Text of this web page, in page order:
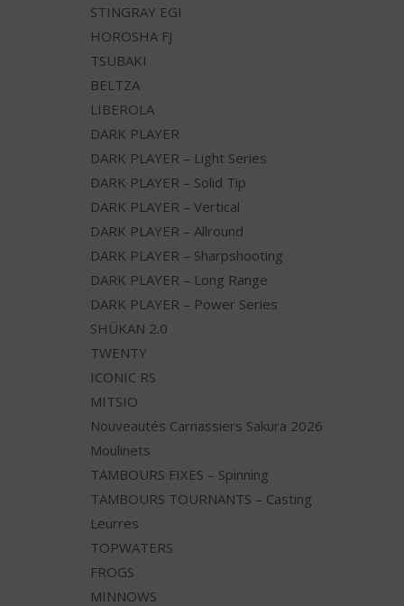
STINGRAY EGI
HOROSHA FJ
TSUBAKI
BELTZA
LIBEROLA
DARK PLAYER
DARK PLAYER – Light Series
DARK PLAYER – Solid Tip
DARK PLAYER – Vertical
DARK PLAYER – Allround
DARK PLAYER – Sharpshooting
DARK PLAYER – Long Range
DARK PLAYER – Power Series
SHÜKAN 2.0
TWENTY
ICONIC RS
MITSIO
Nouveautés Carnassiers Sakura 2026
Moulinets
TAMBOURS FIXES – Spinning
TAMBOURS TOURNANTS – Casting
Leurres
TOPWATERS
FROGS
MINNOWS